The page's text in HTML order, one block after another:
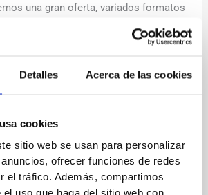
Detalles Acerca de las cookies
cookies
sitio web se usan para personalizar
ofrecer funciones de redes
el tráfico. Además, compartimos
una gran oferta, variados formatos
adaptadas a las necesidades de
electrónico no será publicada.
están marcados con*